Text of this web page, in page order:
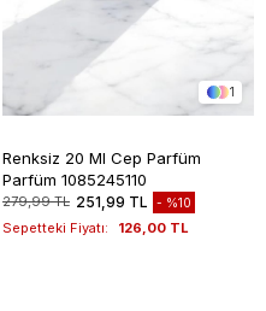
1
Renksiz 20 Ml Cep Parfüm
Parfüm 1085245110
279,99 TL 251,99 TL %10
Sepetteki Fiyatı: 126,00 TL